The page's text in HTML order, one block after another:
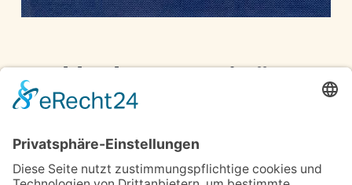
Tecklenburger Beiträge
III
Geschichts- und Heimatverein Tecklenburg
Tecklenburg 1996,